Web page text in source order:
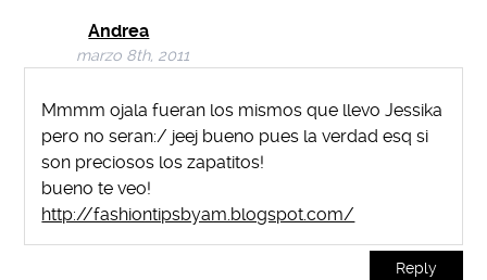
Andrea
marzo 8th, 2011
Mmmm ojala fueran los mismos que llevo Jessika
pero no seran:/ jeej bueno pues la verdad esq si
son preciosos los zapatitos!
bueno te veo!
http://fashiontipsbyam.blogspot.com/
Reply